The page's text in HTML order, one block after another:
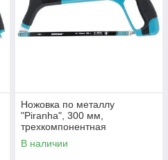
Ножовка по металлу
"Piranha", 300 мм,
трехкомпонентная
металлопластиковая рамка
Gross
В наличии